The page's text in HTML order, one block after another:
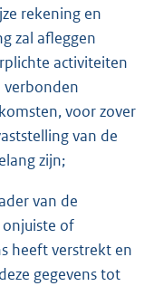
rekening en
zal afleggen
activiteiten
verbonden
voor zover
van de
zijn;
van de
of
heeft verstrekt en
gegevens tot